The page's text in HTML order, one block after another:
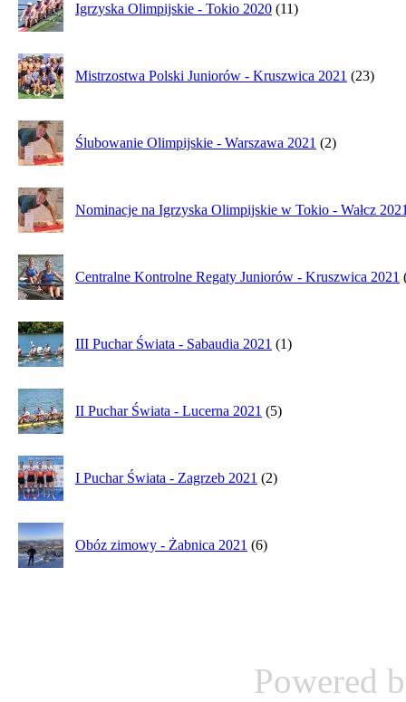
Igrzyska Olimpijskie - Tokio 2020 (11)
Mistrzostwa Polski Juniorów - Kruszwica 2021 (23)
Ślubowanie Olimpijskie - Warszawa 2021 (2)
Nominacje na Igrzyska Olimpijskie w Tokio - Wałcz
Centralne Kontrolne Regaty Juniorów - Kruszwica 2021
III Puchar Świata - Sabaudia 2021 (1)
II Puchar Świata - Lucerna 2021 (5)
I Puchar Świata - Zagrzeb 2021 (2)
Obóz zimowy - Żabnica 2021 (6)
Powered